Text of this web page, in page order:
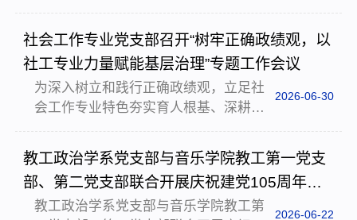
时间组织全体党员开展专题集中学习，
并结合树立和践行正确政绩观学习教育
开展交流研讨，推动讲话精神入脑入
心、落地生根。在学习伊...
州大学政治与公共管理学院党委组织师
生党员赴河南省档案馆开展主题党日活
动。学院党委书记于建军，学院党委委
员、教工党支部书记及委员、学生党员
代表参加活动。河南省档案馆是省级国
家综合档案馆，更是全省重要的党史学
习教育阵地。馆内“百年恰似风华正茂”党
史党性主题教育展立足中原大地丰厚的
红色资源，精心布设了“经典论述”“理想
信念”“永葆...
社会工作专业党支部召开“树牢正确政绩观，以
社工专业力量赋能基层治理”专题工作会议
为深入树立和践行正确政绩观，立足社
会工作专业特色夯实育人根基、深耕基
层治理服务，切实以高质量人才培养、
高水平专业建设赋能学科发展和地方基
层治理现代化发展，6月18日，社会工作
专业党支部于学院评估室组织召开“树牢
正确政绩观，以社工专业力量赋能基层
2026-06-30
教工政治学系党支部与音乐学院教工第一党支
部、第二党支部联合开展庆祝建党105周年主
题党日活动
教工政治学系党支部与音乐学院教工第
2026-06-22